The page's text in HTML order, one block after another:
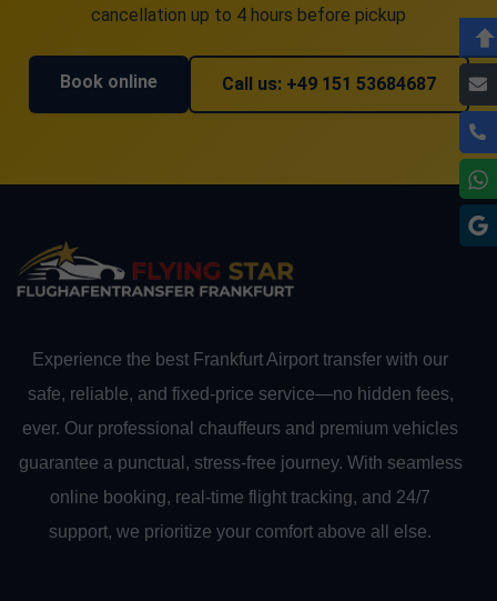
cancellation up to 4 hours before pickup
Book online Call us: +49 151 53684687
Experience the best Frankfurt Airport transfer with our
safe, reliable, and fixed-price service—no hidden fees,
ever. Our professional chauffeurs and premium vehicles
guarantee a punctual, stress-free journey. With seamless
online booking, real-time flight tracking, and 24/7
support, we prioritize your comfort above all else.